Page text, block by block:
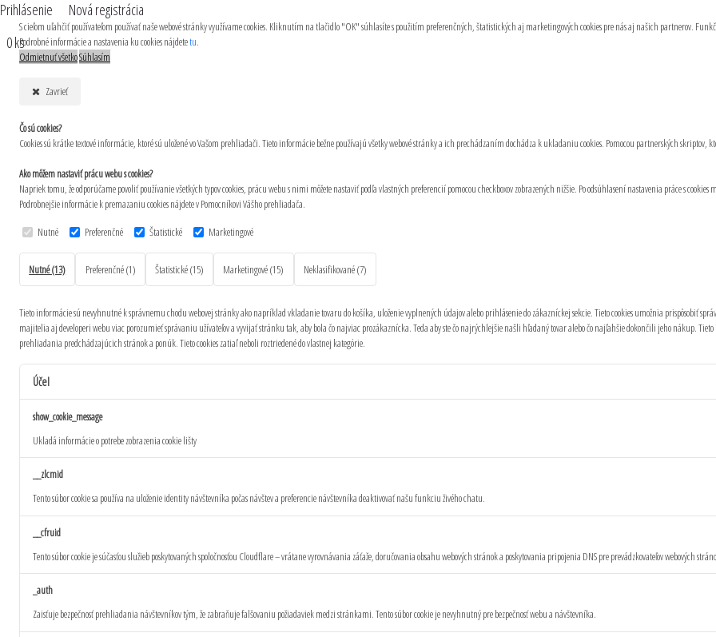
S cieľom uľahčiť používateľom používať naše webové stránky využívame cookies. Kliknutím na tlačidlo "OK" súhlasíte s použitím preferenčných, štatistických aj marketingových cookies pre nás aj našich partnerov.
Podrobné informácie a nastavenia ku cookies nájdetetu.
Odmietnuť všetkoSúhlasím
Zavrieť
Čo sú cookies?
Cookies sú krátke textové informácie, ktoré sú uložené vo Vašom prehliadači. Tieto informácie bežne používajú všetky webové stránky a ich prechádzaním dochádza k ukladaniu cookies. Pomocou partnerských
Ako môžem nastaviť prácu webu s cookies?
Napriek tomu, že odporúčame povoliť používanie všetkých typov cookies, prácu webu s nimi môžete nastaviť podľa vlastných preferencií pomocou checkboxov zobrazených nižšie. Po odsúhlasení nastavenia práce s
Podrobnejšie informácie k premazaniu cookies nájdete v Pomocníkovi Vášho prehliadača.
Nutné
Preferenčné Štatistické Marketingové
Nutné (13) Preferenčné (1) Štatistické (15) Marketingové (15) Neklasifikované (7)
Tieto informácie sú nevyhnutné k správnemu chodu webovej stránky ako napríklad vkladanie tovaru do košíka, uloženie vyplnených údajov alebo prihlásenie do zákazníckej sekcie.Tieto cookies umožnia prispôsobiť
majitelia aj developeri webu viac porozumieť správaniu užívateľov a vyvijať stránku tak, aby bola čo najviac prozákaznícka. Teda aby ste čo najrýchlejšie našli hľadaný tovar alebo čo najľahšie dokončili jeho nákup.
prehliadania predchádzajúcich stránok a ponúk.Tieto cookies zatiaľ neboli roztriedené do vlastnej kategórie.
Účel
show_cookie_message
Ukladá informácie o potrebe zobrazenia cookie lišty
__zlcmid
Tento súbor cookie sa používa na uloženie identity návštevníka počas návštev a preferencie návštevníka deaktivovať našu funkciu živého chatu.
__cfruid
Tento súbor cookie je súčasťou služieb poskytovaných spoločnosťou Cloudflare – vrátane vyrovnávania záťaže, doručovania obsahu webových stránok a poskytovania pripojenia DNS pre prevádzkovateľov webových
_auth
Zaisťuje bezpečnosť prehliadania návštevníkov tým, že zabraňuje falšovaniu požiadaviek medzi stránkami. Tento súbor cookie je nevyhnutný pre bezpečnosť webu a návštevníka.
Prihlásenie
Nová registrácia
0 ks